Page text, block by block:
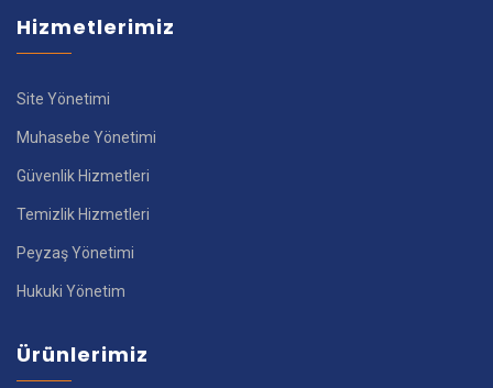
Hizmetlerimiz
Site Yönetimi
Muhasebe Yönetimi
Güvenlik Hizmetleri
Temizlik Hizmetleri
Peyzaş Yönetimi
Hukuki Yönetim
Ürünlerimiz